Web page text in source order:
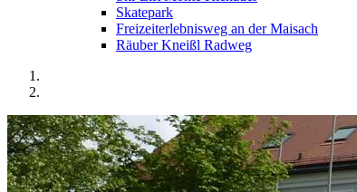
Skatepark
Freizeiterlebnisweg an der Maisach
Räuber Kneißl Radweg